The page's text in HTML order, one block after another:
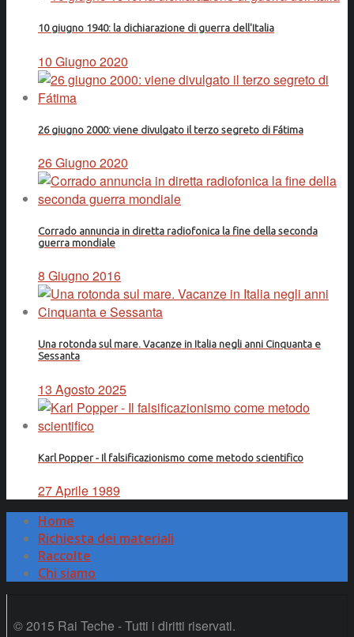
10 giugno 1940: la dichiarazione di guerra dell'Italia
10 Giugno 2020
26 giugno 2000: viene divulgato il terzo segreto di Fátima
26 Giugno 2020
Corrado annuncia in diretta radiofonica la fine della seconda
guerra mondiale
8 Giugno 2016
Una rotonda sul mare. Vacanze in Italia negli anni Cinquanta e
Sessanta
13 Agosto 2025
Karl Popper - Il falsificazionismo come metodo scientifico
27 Aprile 1989
Home
Richiesta dei materiali
Raccolte
Chi siamo
© 2015 Rai Teche - Tutti i diritti riservati.